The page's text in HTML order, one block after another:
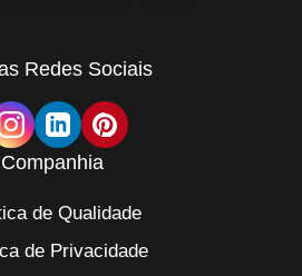
Redes Sociais
Companhia
de Qualidade
de Privacidade